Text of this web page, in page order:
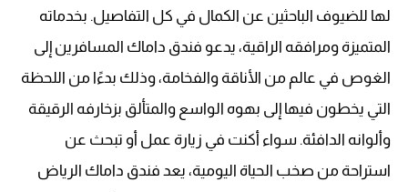
لها للضيوف الباحثين عن الكمال في كل التفاصيل. بخدماته
المتميزة ومرافقه الراقية، يدعو فندق داماك المسافرين إلى
الغوص في عالم من الأناقة والفخامة، وذلك بدءًا من اللحظة
التي يخطون فيها إلى بهوه الواسع والمتألق بزخارفه الرقيقة
وألوانه الدافئة. سواء أكنت في زيارة عمل أو تبحث عن
استراحة من صخب الحياة اليومية، يعد فندق داماك الرياض